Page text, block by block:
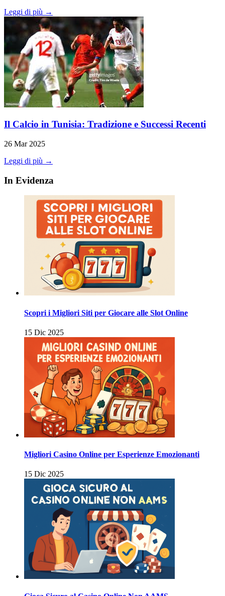
Leggi di più →
Il Calcio in Tunisia: Tradizione e Successi Recenti
26 Mar 2025
Leggi di più →
In Evidenza
Scopri i Migliori Siti per Giocare alle Slot Online
15 Dic 2025
Migliori Casino Online per Esperienze Emozionanti
15 Dic 2025